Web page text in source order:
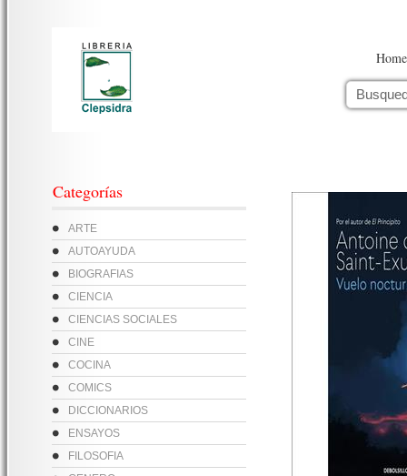
Home
Categorías
ARTE
AUTOAYUDA
BIOGRAFIAS
CIENCIA
CIENCIAS SOCIALES
CINE
COCINA
COMICS
DICCIONARIOS
ENSAYOS
FILOSOFIA